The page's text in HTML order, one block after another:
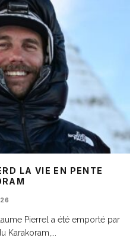
LA VIE EN PENTE
Pierrel a été emporté par
Karakoram,...